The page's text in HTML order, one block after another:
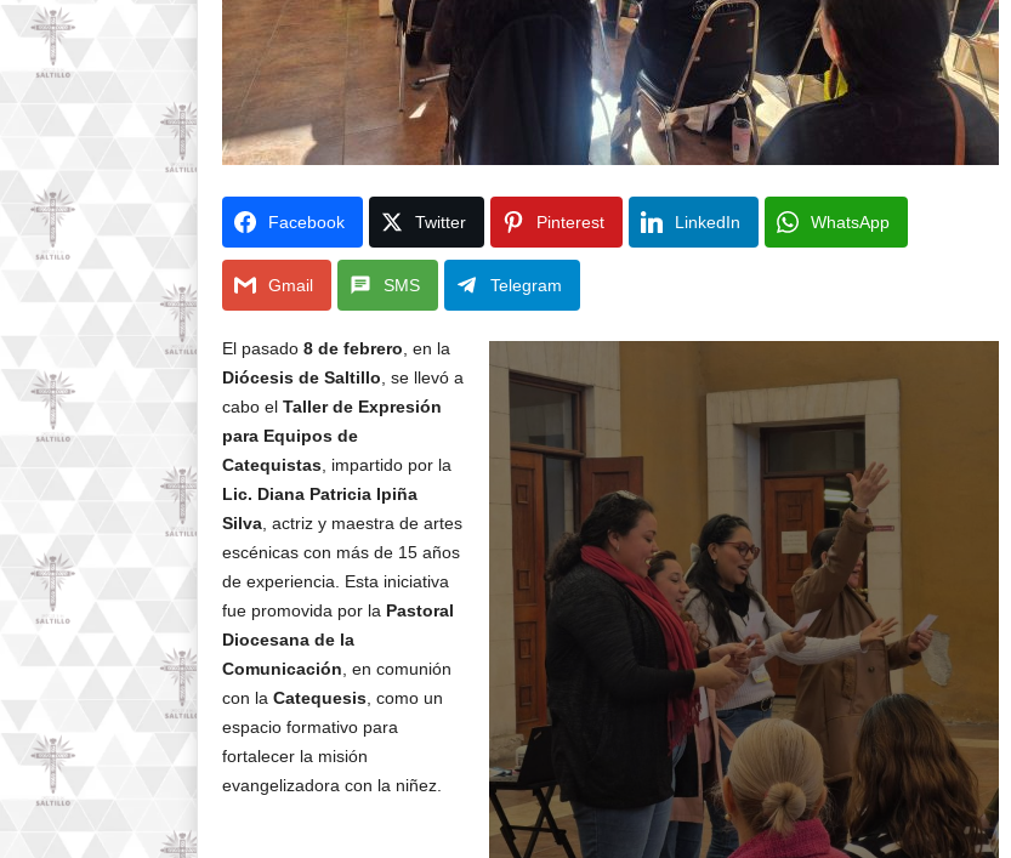
Facebook Twitter Pinterest LinkedIn WhatsApp
Gmail SMS Telegram
El pasado 8 de febrero , en la
Diócesis de Saltillo , se llevó a
cabo el Taller de Expresión
para Equipos de
Catequistas, impartido por la
Lic. Diana Patricia Ipiña
Silva, actriz y maestra de artes
escénicas con más de 15 años
de experiencia. Esta iniciativa
fue promovida por la Pastoral
Diocesana de la
Comunicación , en comunión
con la Catequesis, como un
espacio formativo para
fortalecer la misión
evangelizadora con la niñez.